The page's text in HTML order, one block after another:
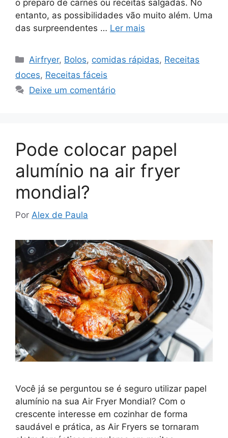
o preparo de carnes ou receitas salgadas. No
entanto, as possibilidades vão muito além. Uma
das surpreendentes … Ler mais
Categorias
Airfryer, Bolos, comidas rápidas, Receitas
doces, Receitas fáceis
Deixe um comentário
Pode colocar papel
alumínio na air fryer
mondial?
Por Alex de Paula
Você já se perguntou se é seguro utilizar papel
alumínio na sua Air Fryer Mondial? Com o
crescente interesse em cozinhar de forma
saudável e prática, as Air Fryers se tornaram